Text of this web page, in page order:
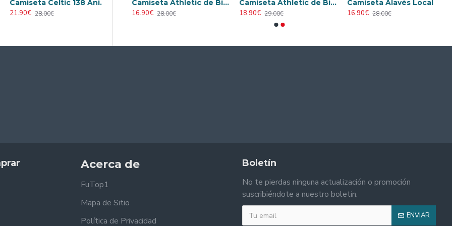
Camiseta Celtic 138 Aniversario Verde Edición Conmemorativa
21.90€ 28.00€
23.90€ 31.00€
Camiseta Athletic de Bilbao 2024/2025 Alternativo
16.90€ 28.00€
Camiseta Athletic de Bilbao 2024/2025 Alternativo Niño Kit
18.90€ 29.00€
Camiseta Alavés Local 2025/2026 Azul/Blanco con Parche La Liga
16.90€ 28.00€
Acerca de
FuTop1
Mapa de Sitio
Política de Privacidad
Boletín
No te pierdas ninguna actualización o promoción
suscribiéndote a nuestro boletín.
ENVIAR